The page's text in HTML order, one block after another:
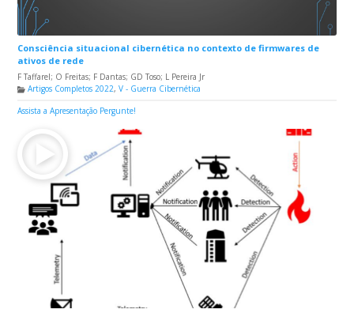
Consciência situacional cibernética no contexto de firmwares de
ativos de rede
F Taffarel; O Freitas; F Dantas; GD Toso; L Pereira Jr
Artigos Completos 2022,V - Guerra Cibernética
Assista a Apresentação Pergunte!